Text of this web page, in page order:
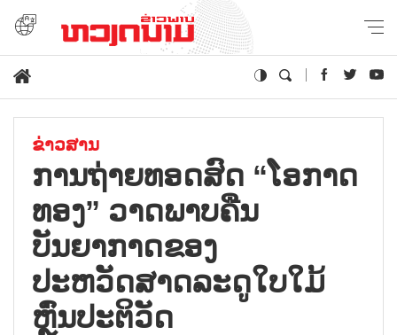
ຂ່າວສານ
ການຖ່າຍທອດສົດ “ໂອກາດ
ທອງ” ວາດພາບຄືນ
ບັນຍາກາດຂອງ
ປະຫວັດສາດລະດູໃບໃມ້
ຫຼົ່ນປະຕິວັດ